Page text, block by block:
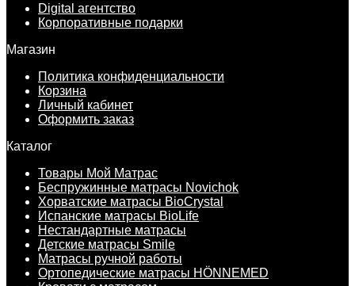
Digital агентство
Корпоративные подарки
Магазин
Политика конфиденциальности
Корзина
Личный кабинет
Оформить заказ
Каталог
Товары Мой Матрас
Беспружинные матрасы Novichok
Хорватские матрасы BioCrystal
Испанские матрасы BioLife
Нестандартные матрасы
Детские матрасы Smile
Матрасы ручной работы
Ортопедические матрасы HÖNNEMED